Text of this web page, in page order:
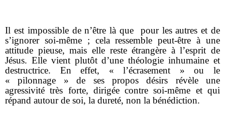
Il est impossible de n’être là que
pour les autres et de
s’ignorer soi-même ; cela ressemble peut-être à une
attitude pieuse, mais elle reste étrangère à l’esprit de
Jésus. Elle vient plutôt d’une théologie inhumaine et
destructrice. En effet, « l’écrasement » ou le
« pilonnage » de ses propos désirs révèle une
agressivité très forte, dirigée contre soi-même et qui
répand autour de soi, la dureté, non la bénédiction.